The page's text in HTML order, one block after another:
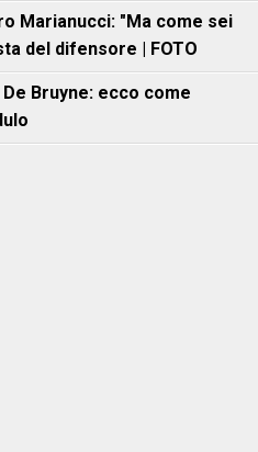
Marianucci: "Ma come sei
del difensore | FOTO
Bruyne: ecco come